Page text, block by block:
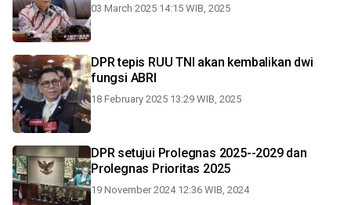
03 March 2025 14:15 WIB, 2025
DPR tepis RUU TNI akan kembalikan dwi
fungsi ABRI
18 February 2025 13:29 WIB, 2025
DPR setujui Prolegnas 2025--2029 dan
Prolegnas Prioritas 2025
19 November 2024 12:36 WIB, 2024